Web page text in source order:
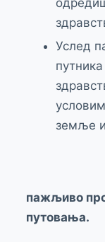
Услед
земље и
пажљиво
путовања.